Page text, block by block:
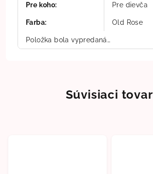
Pre koho: Pre dievča
Farba: Old Rose
Položka bola vypredaná…
Súvisiaci tovar